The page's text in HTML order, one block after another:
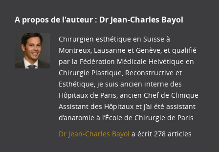
A propos de l'auteur : Dr Jean-Charles Bayol
Chirurgien esthétique en Suisse à
Montreux, Lausanne et Genève, et qualifié
par la Fédération Médicale Helvétique en
Chirurgie Plastique, Reconstructive et
Esthétique, je suis ancien interne des
Hôpitaux de Paris, ancien Chef de Clinique
Assistant des Hôpitaux et j’ai été assistant
d’anatomie à l’École de Chirurgie de Paris.
Dr Jean-Charles Bayol a écrit 278 articles